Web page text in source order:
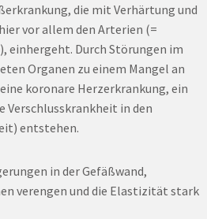
die mit Verhärtung und
vor allem den Arterien (=
einhergeht. Durch Störungen im
Organen zu einem Mangel an
koronare Herzerkrankung, ein
in den
entstehen.
in der Gefäßwand,
verengen und die Elastizität stark